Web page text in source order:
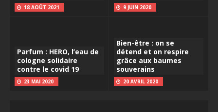
18 AOÛT 2021 9 JUIN 2020
Parfum : HERO, l’eau de
cologne solidaire
contre le covid 19
23 MAI 2020
Bien-être : on se
détend et on respire
grâce aux baumes
souverains
20 AVRIL 2020